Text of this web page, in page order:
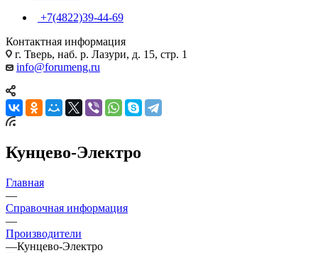
+7(4822)39-44-69
Контактная информация
г. Тверь, наб. р. Лазури, д. 15, стр. 1
info@forumeng.ru
Кунцево-Электро
Главная
—
Справочная информация
—
Производители
—Кунцево-Электро